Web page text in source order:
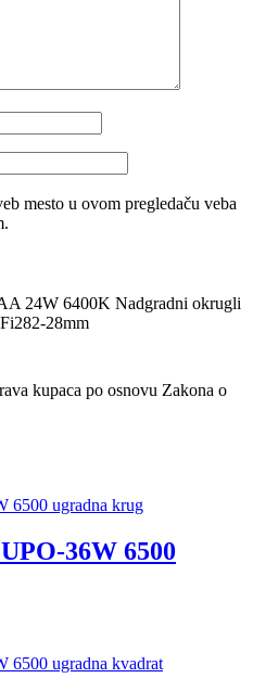
mesto u ovom pregledaču veba
24W 6400K Nadgradni okrugli
28mm
kupaca po osnovu Zakona o
36W 6500